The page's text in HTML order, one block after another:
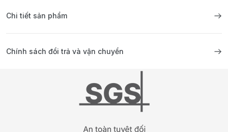
Chi tiết sản phẩm
Chính sách đổi trả và vận chuyển